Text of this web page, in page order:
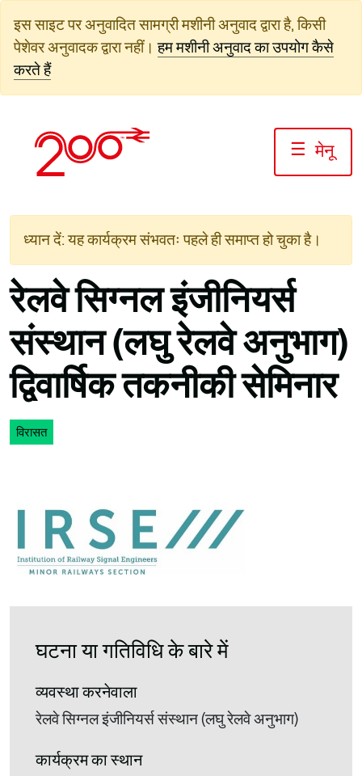
जाएं
इस साइट पर अनुवादित सामग्री मशीनी अनुवाद द्वारा है, किसी
पेशेवर अनुवादक द्वारा नहीं। हम मशीनी अनुवाद का उपयोग कैसे
करते हैं
☰ मेनू
ध्यान दें: यह कार्यक्रम संभवतः पहले ही समाप्त हो चुका है।
रेलवे सिग्नल इंजीनियर्स
संस्थान (लघु रेलवे अनुभाग)
द्विवार्षिक तकनीकी सेमिनार
विरासत
घटना या गतिविधि के बारे में
व्यवस्था करनेवाला
रेलवे सिग्नल इंजीनियर्स संस्थान (लघु रेलवे अनुभाग)
कार्यक्रम का स्थान